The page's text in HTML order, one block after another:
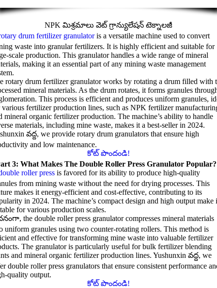
NPK మిశ్రమాలు వెట్ గ్రాన్యులేషన్ టెక్నాలజీ
drum fertilizer granulator is a versatile machine used to convert
waste into granular fertilizers. It is highly efficient and suitable for
scale production. This granulator handles a wide range of mineral
, making it an essential part of any mining waste management
.
rotary drum fertilizer granulator works by rotating a drum filled with
mineral materials. As the drum rotates, it forms granules
. This process is efficient and produces uniform granules,
fertilizer production lines, such as NPK fertilizer
mineral organic fertilizer production. The machine’s ability to handle
materials, including mine waste, makes it a best-seller in 2024.
వద్ద, we provide rotary drum granulators that ensure high
and low maintenance.
కోట్ పొందండి!
3:What Makes The Double Roller Press Granulator Popular?
roller press is favored for its ability to produce high-quality
from mining waste without the need for drying processes. This
makes it energy-efficient and cost-effective, contributing to its
in 2024. The machine’s compact design and high output make
for various production scales.
the double roller press granulator compresses mineral materials
uniform granules using two counter-rotating rollers. This method is
and effective for transforming mine waste into valuable fertilizer
. The granulator is particularly useful for bulk fertilizer blending
and mineral organic fertilizer production lines. Yushunxin వద్ద, we
double roller press granulators that ensure consistent performance
quality output.
కోట్ పొందండి!